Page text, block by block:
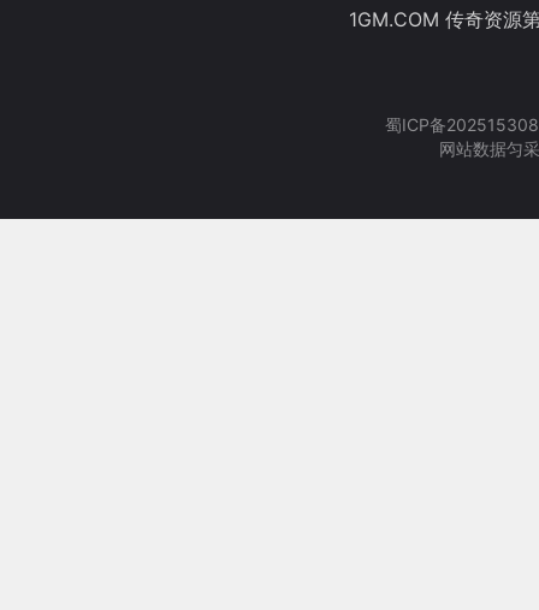
1GM.COM 传奇资源
蜀ICP备
网站数据匀